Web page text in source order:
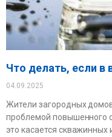
Что делать, если в
04.09.2025
Жители загородных
проблемой повышенного
это касается скважинных